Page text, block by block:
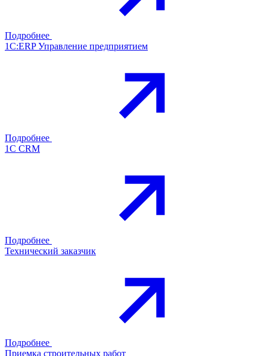
Подробнее
1С:ERP Управление предприятием
Подробнее
1С CRM
Подробнее
Технический заказчик
Подробнее
Приемка строительных работ